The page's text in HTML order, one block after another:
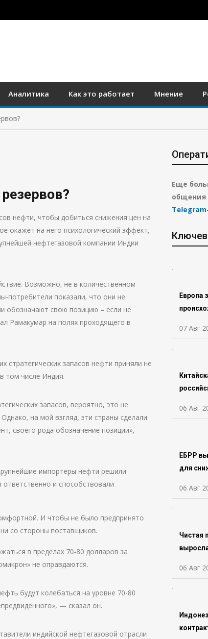
Аналитика Как это работает Мнение
нефти, чтобы добиться снижения цен на
окажет на него психологический эффект,
нефтегазовой компании Индии
Возможно, не в количественном
потребители показали, что они не
обозначают свою позицию – если не
Рамакумар на полях проходящего в
стратегических запасов нефти приняли не
том числе Индия.
запасов, вероятно, это не
на мой взгляд, эти страны сделали
своего рода обозначение позиции», —
импортеры нефти решили
и способствовали
И чтобы не было предпринято
со стороны поставщиков.
в пределах 70-80 долларов за
не оправдаются.
будут колебаться на уровне 70-80
— сказал он.
индийской нефтегазовой отрасли
Еще
общения
Европа
07 Авг
06 Авг
ЕБРР
для
06 Авг
Чистая
06 Авг